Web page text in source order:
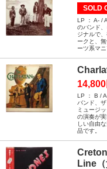
SOLD
LP ： A- /
のバンド
ジナルで
ークと、
ーツ系マ
LP ： B /
バンド、
ミュージ
の演奏が
しい自由
品です。
Line（